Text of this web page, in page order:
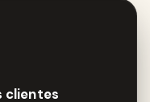
clientes